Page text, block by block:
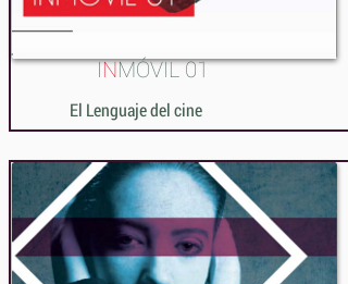
INMÓVIL 01
El Lenguaje del cine